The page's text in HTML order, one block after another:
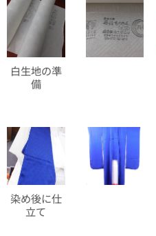
白生地の準
備
染め後に仕
立て